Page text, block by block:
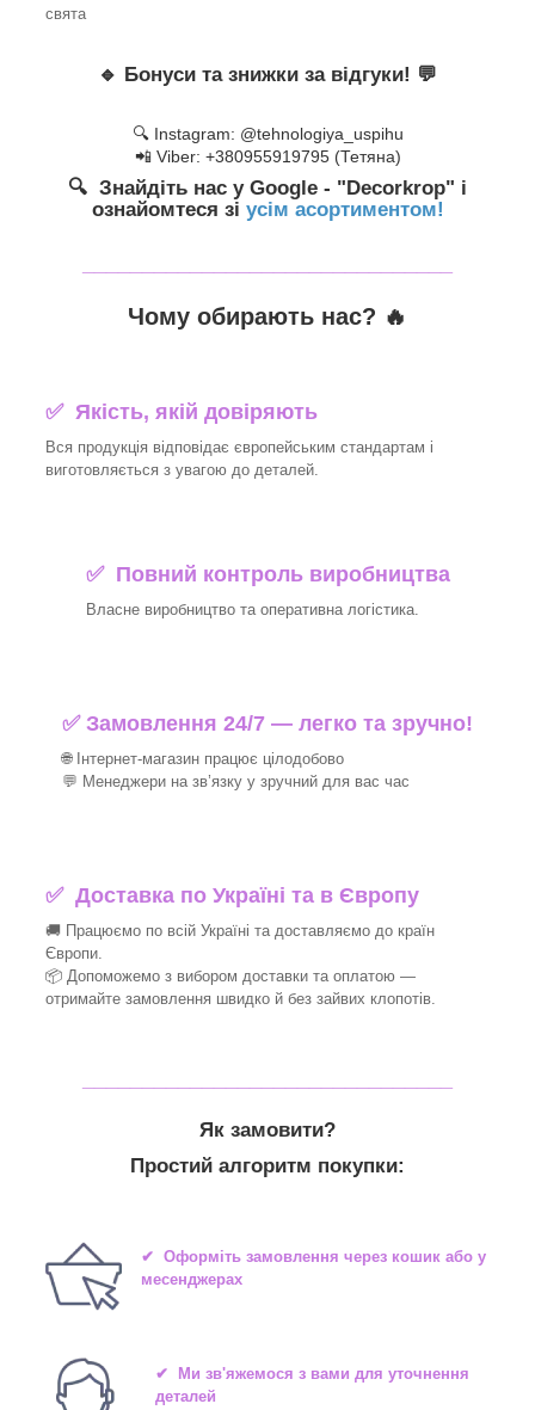
свята
🔹 Бонуси та знижки за відгуки! 💬
🔍 Instagram: @tehnologiya_uspihu
📲 Viber: +380955919795 (Тетяна)
🔍 Знайдіть нас у Google - "Decorkrop" і
ознайомтеся зі усім асортиментом!
Чому обирають нас? 🔥
✅ Якість, якій довіряють
Вся продукція відповідає європейським стандартам і
виготовляється з увагою до деталей.
✅ Повний контроль виробництва
Власне виробництво та оперативна логістика.
✅ Замовлення 24/7 — легко та зручно!
🌐 Інтернет-магазин працює цілодобово
💬 Менеджери на зв’язку у зручний для вас час
✅Доставка по Україні та в Європу
🚚 Працюємо по всій Україні та доставляємо до країн
Європи.
📦 Допоможемо з вибором доставки та оплатою —
отримайте замовлення швидко й без зайвих клопотів.
Як замовити?
Простий алгоритм покупки:
✔ Оформіть замовлення через кошик або у
месенджерах
✔ Ми зв'яжемося з вами для уточнення
деталей